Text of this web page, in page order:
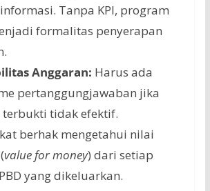
Tanpa KPI, program
formalitas penyerapan
Anggaran: Harus ada
pertanggungjawaban jika
tidak efektif.
berhak mengetahui nilai
value for money) dari setiap
yang dikeluarkan.